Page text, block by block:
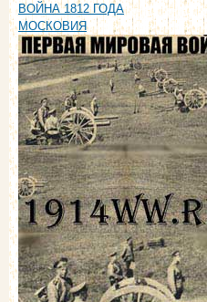
ВОЙНА 1812 ГОДА
МОСКОВИЯ